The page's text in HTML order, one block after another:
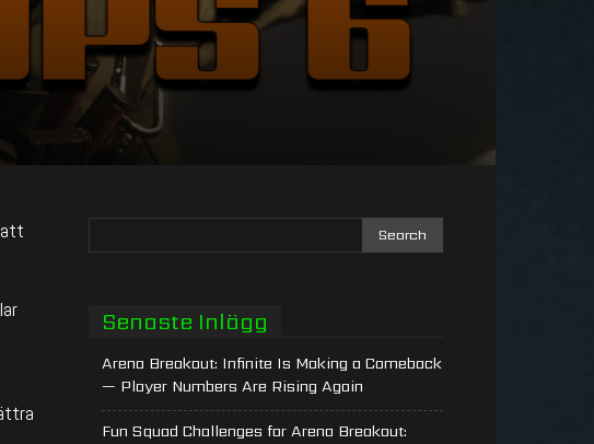
Senaste Inlägg
Arena Breakout: Infinite Is Making a Comeback
— Player Numbers Are Rising Again
Fun Squad Challenges for Arena Breakout: